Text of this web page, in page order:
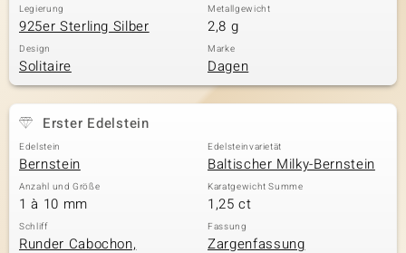
Classics
Legierung
925er Sterling Silber
Metallgewicht
2,8 g
Design
Solitaire
Marke
Dagen
Erster Edelstein
Edelstein
Bernstein
Edelsteinvarietät
Baltischer Milky-Bernstein
Anzahl und Größe
1 à 10 mm
Karatgewicht Summe
1,25 ct
Schliff
Runder Cabochon,
Fassung
Zargenfassung